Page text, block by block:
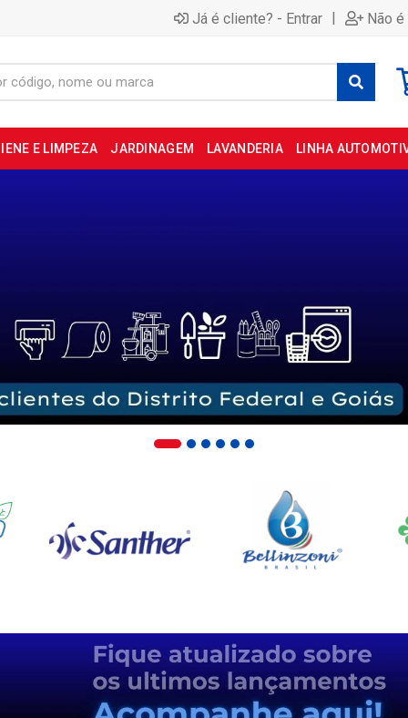
Já é cliente? - Entrar | Não
E LIMPEZA JARDINAGEM LAVANDERIA LINHA